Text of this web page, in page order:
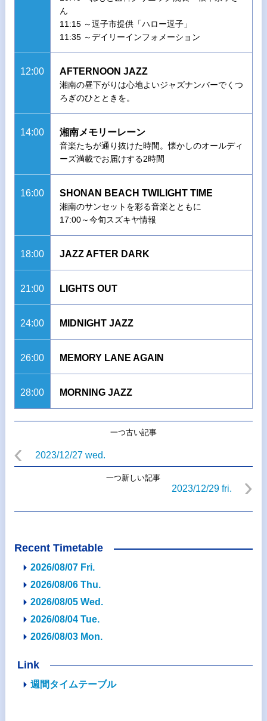
ん
11:15 ～逗子市提供「ハロー逗子」
11:35 ～デイリーインフォメーション
12:00 AFTERNOON JAZZ
湘南の昼下がりは心地よいジャズナンバーでくつ
ろぎのひとときを。
14:00 湘南メモリーレーン
音楽たちが通り抜けた時間。懐かしのオールディ
ーズ満載でお届けする2時間
16:00 SHONAN BEACH TWILIGHT TIME
湘南のサンセットを彩る音楽とともに
17:00～今旬スズキヤ情報
18:00 JAZZ AFTER DARK
21:00 LIGHTS OUT
24:00 MIDNIGHT JAZZ
26:00 MEMORY LANE AGAIN
28:00 MORNING JAZZ
一つ古い記事
2023/12/27 wed.
一つ新しい記事
2023/12/29 fri.
Recent Timetable
2026/08/07 Fri.
2026/08/06 Thu.
2026/08/05 Wed.
2026/08/04 Tue.
2026/08/03 Mon.
Link
週間タイムテーブル